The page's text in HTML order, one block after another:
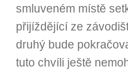
smluveném místě
přijíždějící ze
druhý bude
tuto chvíli ještě